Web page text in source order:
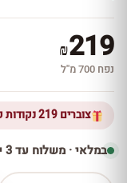
₪219
נפח 700 מ''ל
צוברים 219 נקודות קאשבק ברכישת מוצר זה
במלאי · משלוח עד 3 ימי עסקים